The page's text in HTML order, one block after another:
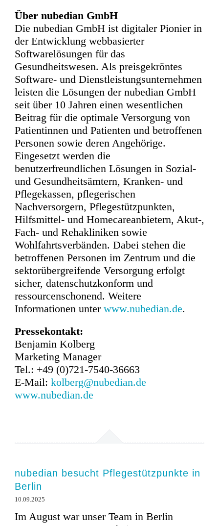
Über nubedian GmbH
Die nubedian GmbH ist digitaler Pionier in
der Entwicklung webbasierter
Softwarelösungen für das
Gesundheitswesen. Als preisgekröntes
Software- und Dienstleistungsunternehmen
leisten die Lösungen der nubedian GmbH
seit über 10 Jahren einen wesentlichen
Beitrag für die optimale Versorgung von
Patientinnen und Patienten und betroffenen
Personen sowie deren Angehörige.
Eingesetzt werden die
benutzerfreundlichen Lösungen in Sozial-
und Gesundheitsämtern, Kranken- und
Pflegekassen, pflegerischen
Nachversorgern, Pflegestützpunkten,
Hilfsmittel- und Homecareanbietern, Akut-,
Fach- und Rehakliniken sowie
Wohlfahrtsverbänden. Dabei stehen die
betroffenen Personen im Zentrum und die
sektorübergreifende Versorgung erfolgt
sicher, datenschutzkonform und
ressourcenschonend. Weitere
Informationen unter www.nubedian.de.
Pressekontakt:
Benjamin Kolberg
Marketing Manager
Tel.: +49 (0)721-7540-36663
E-Mail: kolberg@nubedian.de
www.nubedian.de
nubedian besucht Pflegestützpunkte in
Berlin
10.09.2025
Im August war unser Team in Berlin